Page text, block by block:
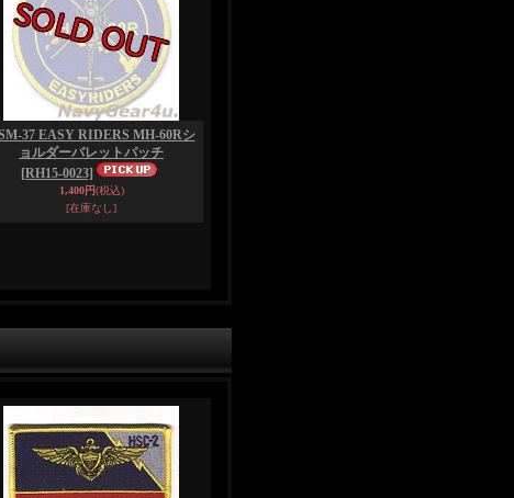
37 EASY RIDERS MH-60Rシ
ョルダーバレットパッチ
[RH15-0023]
1,400円(税込)
[在庫なし]